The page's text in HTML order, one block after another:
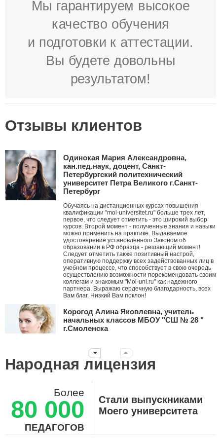
Мы гарантируем высокое
качество обучения
и подготовки к аттестации.
Вы будете довольны
результатом!
Отзывы клиентов
Одинокая Мария Александровна,
кан.пед.наук, доцент, Санкт-
Петербургский политехнический
университет Петра Великого г.Санкт-
Петербург
Обучаясь на дистанционных курсах повышения
квалификации "moi-universitet.ru" больше трех лет,
первое, что следует отметить - это широкий выбор
курсов. Второй момент - полученные знания и навыки
можно применить на практике. Выдаваемое
удостоверение установленного Законом об
образовании в РФ образца - решающий момент!
Следует отметить также позитивный настрой,
оперативную поддержку всех задействованных лиц в
учебном процессе, что способствует в свою очередь
осуществлению возможности порекомендовать своим
коллегам и знакомым "Moi-uni.ru" как надежного
партнера. Выражаю сердечную благодарность, всех
Вам благ. Низкий Вам поклон!
Корогод Алина Яковлевна, учитель
начальных классов МБОУ "СШ № 28 "
г.Смоленска
года. Это ты мне первым рассказал про АМО и я их
стала внедрять в работу, вводя в ступор коллег. За
эти годы нашей дружбы ты давал мне креативные
идеи, заставлял думать, двигаться дальше
учителей объединяет крыша твоего университета!!!
Суханова Светлана Вячеславовна,
воспитатель ДО-2, ГБОУ Школа №657 г.
Москва
Народная лицензия
Более
80 000
ПЕДАГОГОВ
Стали выпускниками
Моего университета